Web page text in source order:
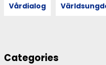
Vårdialog
Categories